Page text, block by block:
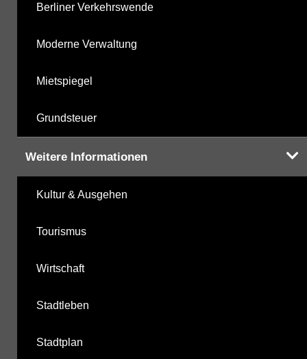
Berliner Verkehrswende
Moderne Verwaltung
Mietspiegel
Grundsteuer
Weitere Informationen
Kultur & Ausgehen
Tourismus
Wirtschaft
Stadtleben
Stadtplan